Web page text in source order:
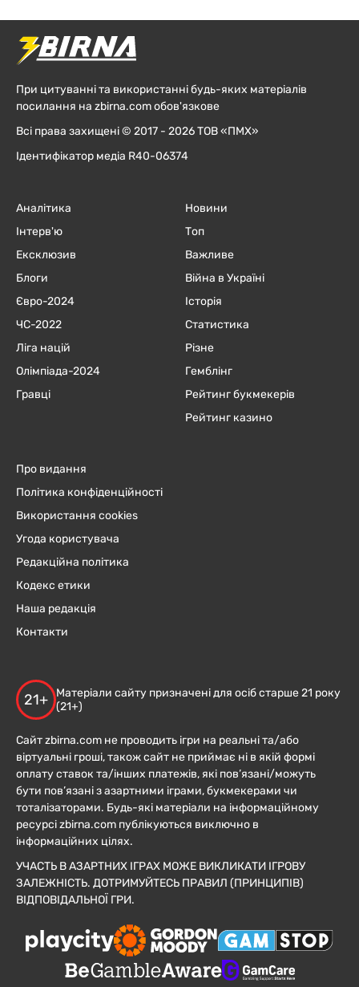
При цитуванні та використанні будь-яких матеріалів
посилання на zbirna.com обов'язкове
Всі права захищені © 2017 - 2026 ТОВ «ПМХ»
Ідентифікатор медіа R40-06374
Аналітика
Інтерв'ю
Ексклюзив
Блоги
Євро-2024
ЧC-2022
Ліга націй
Олімпіада-2024
Гравці
Новини
Топ
Важливе
Війна в Україні
Історія
Статистика
Різне
Гемблінг
Рейтинг букмекерів
Рейтинг казино
Про видання
Політика конфіденційності
Використання cookies
Угода користувача
Редакційна політика
Кодекс етики
Наша редакція
Контакти
21+
Матеріали сайту призначені для осіб старше 21 року
(21+)
Сайт zbirna.com не проводить ігри на реальні та/або
віртуальні гроші, також сайт не приймає ні в якій формі
оплату ставок та/інших платежів, які пов’язані/можуть
бути пов’язані з азартними іграми, букмекерами чи
тоталізаторами. Будь-які матеріали на інформаційному
ресурсі zbirna.com публікуються виключно в
інформаційних цілях.
УЧАСТЬ В АЗАРТНИХ ІГРАХ МОЖЕ ВИКЛИКАТИ ІГРОВУ
ЗАЛЕЖНІСТЬ. ДОТРИМУЙТЕСЬ ПРАВИЛ (ПРИНЦИПІВ)
ВІДПОВІДАЛЬНОЇ ГРИ.